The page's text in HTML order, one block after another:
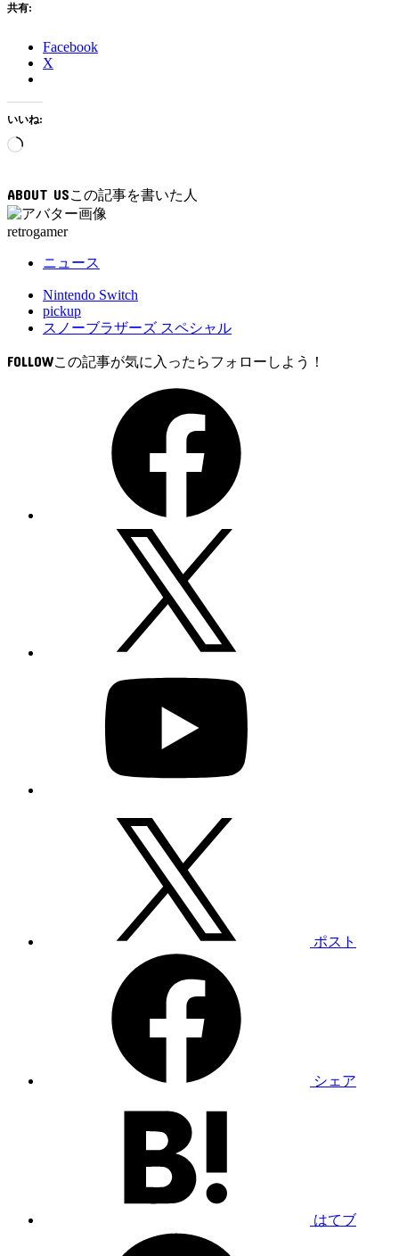
共有:
Facebook
X
いいね:
読
み
中…
ABOUT US
retrogamer
ニュース
Nintendo Switch
pickup
スノーブラザーズ スペシャル
FOLLOW
ポスト
シェア
はてブ